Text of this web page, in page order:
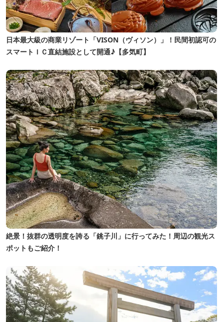
日本最大級の商業リゾート「VISON（ヴィソン）」！民間初認可の
スマートＩＣ直結施設として開通♪【多気町】
絶景！抜群の透明度を誇る「銚子川」に行ってみた！周辺の観光ス
ポットもご紹介！